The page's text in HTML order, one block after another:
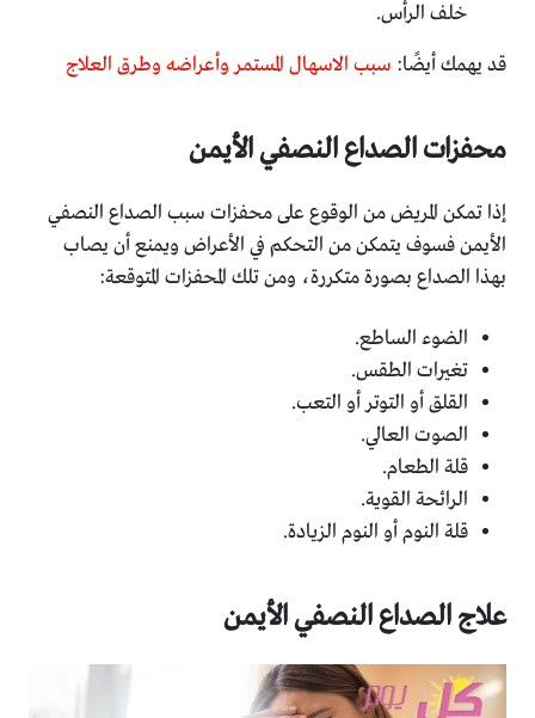
خلف الرأس.
قد يهمك أيضًا: سبب الاسهال المستمر وأعراضه وطرق العلاج
محفزات الصداع النصفي الأيمن
إذا تمكن المريض من الوقوع على محفزات سبب الصداع النصفي
الأيمن فسوف يتمكن من التحكم في الأعراض ويمنع أن يصاب
بهذا الصداع بصورة متكررة، ومن تلك المحفزات المتوقعة:
الضوء الساطع.
تغيرات الطقس.
القلق أو التوتر أو التعب.
الصوت العالي.
قلة الطعام.
الرائحة القوية.
قلة النوم أو النوم الزيادة.
علاج الصداع النصفي الأيمن